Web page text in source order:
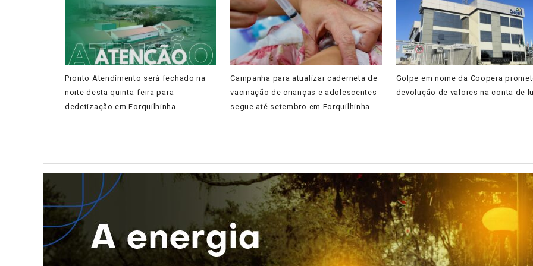
Pronto Atendimento será fechado na
noite desta quinta-feira para
dedetização em Forquilhinha
Campanha para atualizar caderneta de
vacinação de crianças e adolescentes
segue até setembro em Forquilhinha
Golpe em nome da Coopera
devolução de valores na conta de